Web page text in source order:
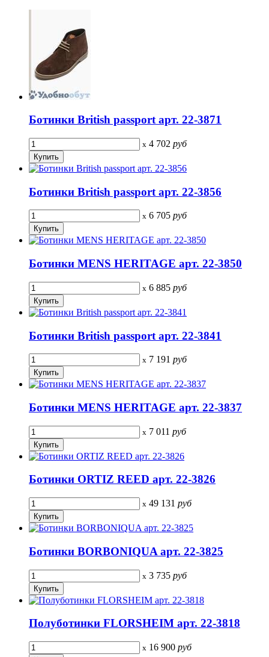
Ботинки British passport арт. 22-3871
x 4 702 руб
Ботинки British passport арт. 22-3856
x 6 705 руб
Ботинки MENS HERITAGE арт. 22-3850
x 6 885 руб
Ботинки British passport арт. 22-3841
x 7 191 руб
Ботинки MENS HERITAGE арт. 22-3837
x 7 011 руб
Ботинки ORTIZ REED арт. 22-3826
x 49 131 руб
Ботинки BORBONIQUA арт. 22-3825
x 3 735 руб
Полуботинки FLORSHEIM арт. 22-3818
x 16 900 руб